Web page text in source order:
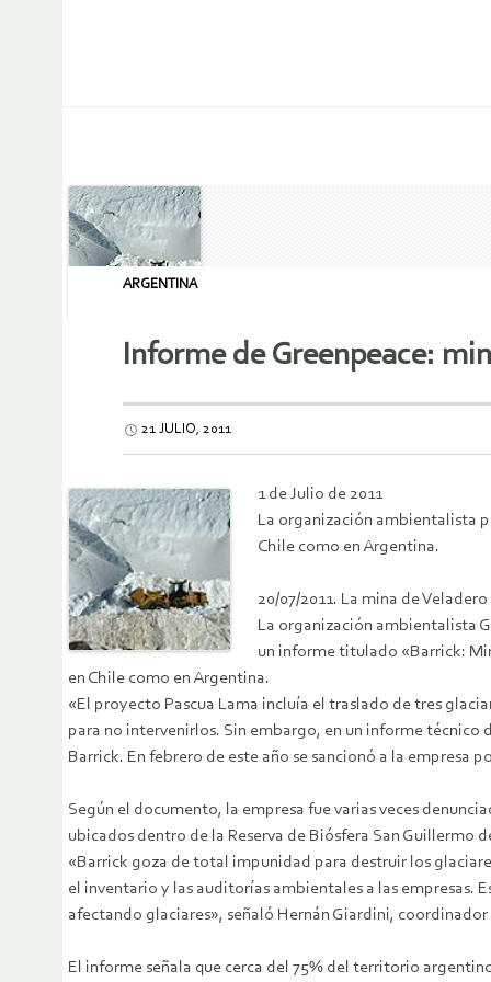
ARGENTINA
Informe de Greenpeace:
21 JULIO, 2011
1 de Julio de 2011
La organización ambientalista
Chile como en Argentina.
20/07/2011. La mina de
La organización ambientalista
un informe titulado «Barrick:
en Chile como en Argentina.
«El proyecto Pascua Lama incluía el traslado de tres
para no intervenirlos. Sin embargo, en un informe técnico
Barrick. En febrero de este año se sancionó a la empresa
Según el documento, la empresa fue varias veces
ubicados dentro de la Reserva de Biósfera San Guillermo
«Barrick goza de total impunidad para destruir los
el inventario y las auditorías ambientales a las empresas.
afectando glaciares», señaló Hernán Giardini,
El informe señala que cerca del 75% del territorio